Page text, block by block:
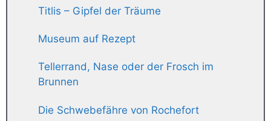
Titlis – Gipfel der Träume
Museum auf Rezept
Tellerrand, Nase oder der Frosch im
Brunnen
Die Schwebefähre von Rochefort